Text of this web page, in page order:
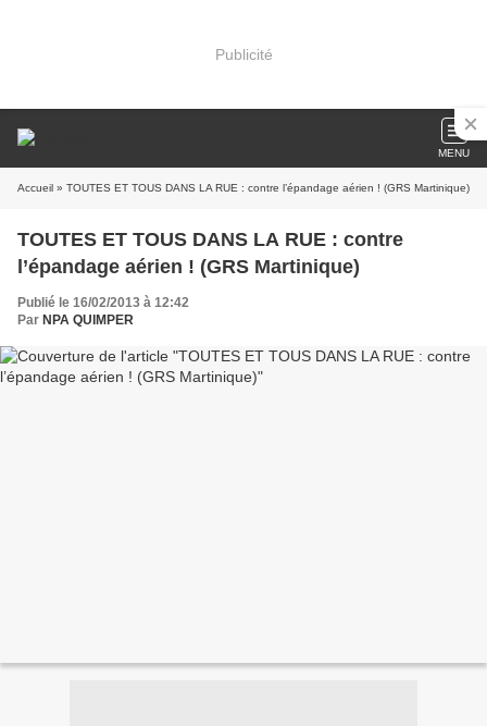
Publicité
MENU
Accueil » TOUTES ET TOUS DANS LA RUE : contre l’épandage aérien ! (GRS Martinique)
TOUTES ET TOUS DANS LA RUE : contre
l’épandage aérien ! (GRS Martinique)
Publié le 16/02/2013 à 12:42
Par NPA QUIMPER